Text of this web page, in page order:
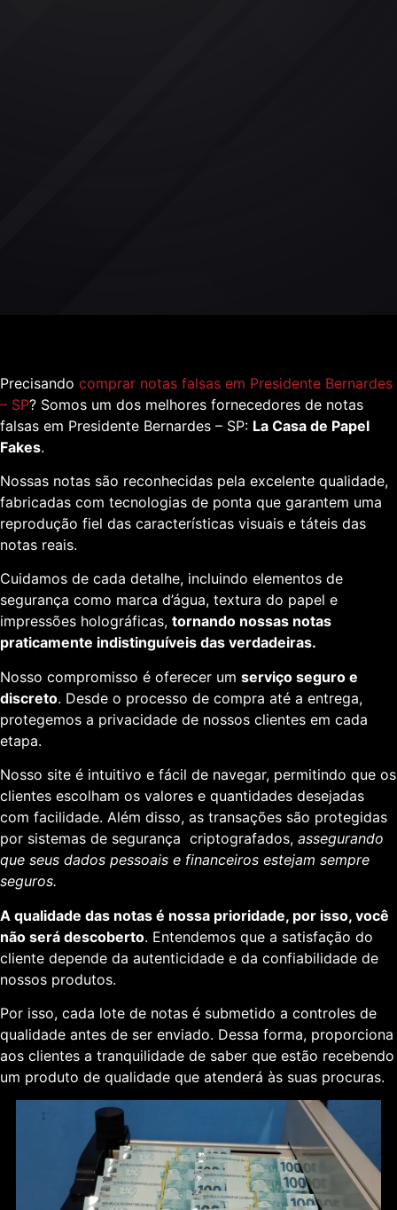
Precisando comprar notas falsas em Presidente Bernardes
– SP? Somos um dos melhores fornecedores de notas
falsas em Presidente Bernardes – SP: La Casa de Papel
Fakes.
Nossas notas são reconhecidas pela excelente qualidade,
fabricadas com tecnologias de ponta que garantem uma
reprodução fiel das características visuais e táteis das
notas reais.
Cuidamos de cada detalhe, incluindo elementos de
segurança como marca d’água, textura do papel e
impressões holográficas, tornando nossas notas
praticamente indistinguíveis das verdadeiras.
Nosso compromisso é oferecer um serviço seguro e
discreto. Desde o processo de compra até a entrega,
protegemos a privacidade de nossos clientes em cada
etapa.
Nosso site é intuitivo e fácil de navegar, permitindo que os
clientes escolham os valores e quantidades desejadas
com facilidade. Além disso, as transações são protegidas
por sistemas de segurança criptografados, assegurando
que seus dados pessoais e financeiros estejam sempre
seguros.
A qualidade das notas é nossa prioridade, por isso, você
não será descoberto. Entendemos que a satisfação do
cliente depende da autenticidade e da confiabilidade de
nossos produtos.
Por isso, cada lote de notas é submetido a controles de
qualidade antes de ser enviado. Dessa forma, proporciona
aos clientes a tranquilidade de saber que estão recebendo
um produto de qualidade que atenderá às suas procuras.